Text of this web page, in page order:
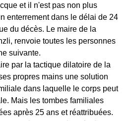
et il n'est pas non plus
enterrement dans le délai de 24
du décès. Le maire de la
renvoie toutes les personnes
suivante.
par la tactique dilatoire de la
propres mains une solution
dans laquelle le corps peut
Mais les tombes familiales
après 25 ans et réattribuées.